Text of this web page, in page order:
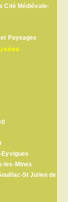
Cité Médiévale-
Paysages
Eyvigues
les-Mines
St Julien de